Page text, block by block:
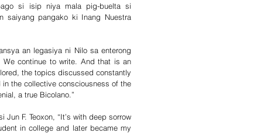
si isip niya mala pig-buelta si
saiyang pangako ki Inang Nuestra
an legasiya ni Nilo sa enterong
We continue to write. And that is an
the topics discussed constantly
the collective consciousness of the
a true Bicolano.”
F. Teoxon, “It’s with deep sorrow
in college and later became my